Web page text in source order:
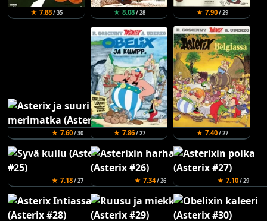
★ 7.88/ 35 ★ 8.08/ 28 ★ 7.90/ 29
★ 7.60/ 30 ★ 7.86/ 27 ★ 7.40/ 27
★ 7.18/ 27 ★ 7.34/ 26 ★ 7.10/ 29